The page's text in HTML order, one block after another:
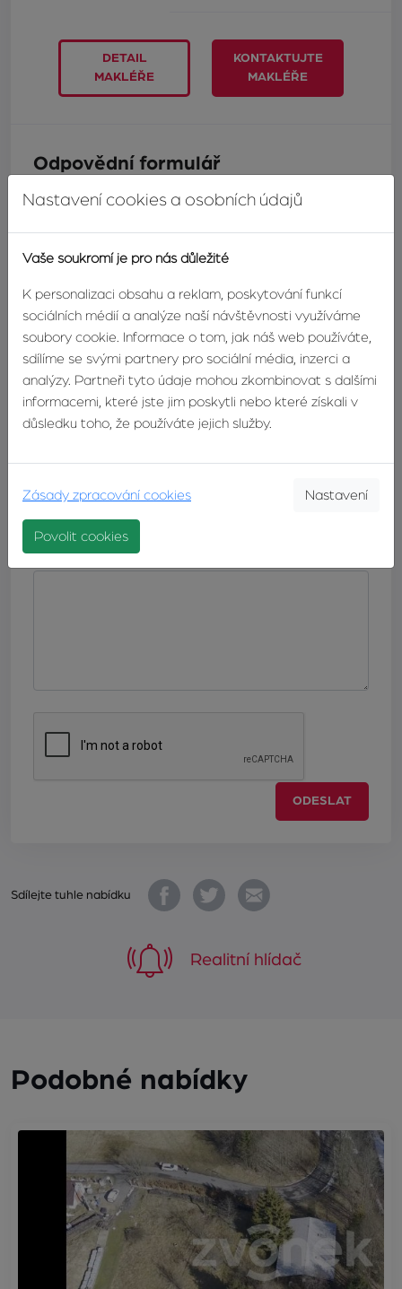
DETAIL
MAKLÉŘE
KONTAKTUJTE
MAKLÉŘE
Odpovědní formulář
Máte zájem o tuto nemovitost? Napište nám a náš makléř
Jméno
E-mail
Zpráva
ODESLAT
Sdílejte tuhle nabídku
Realitní hlídač
Podobné nabídky
Nastavení cookies a osobních údajů
Vaše soukromí je pro nás důležité
K personalizaci obsahu a reklam, poskytování funkcí
sociálních médií a analýze naší návštěvnosti využíváme
soubory cookie. Informace o tom, jak náš web používáte,
sdílíme se svými partnery pro sociální média, inzerci a
analýzy. Partneři tyto údaje mohou zkombinovat s dalšími
informacemi, které jste jim poskytli nebo které získali v
důsledku toho, že používáte jejich služby.
Zásady zpracování cookies Nastavení
Povolit cookies